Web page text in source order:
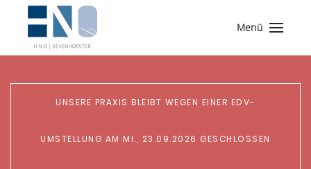
Menü
UNSERE PRAXIS BLEIBT WEGEN EINER EDV-
UMSTELLUNG AM MI., 23.09.2026 GESCHLOSSEN